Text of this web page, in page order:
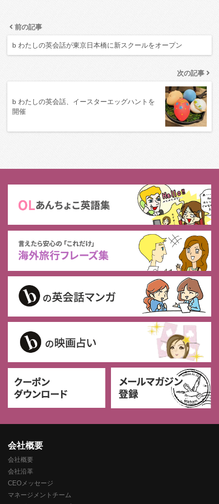
前の記事
b わたしの英会話が東京日本橋に新スクールをオープン
次の記事
b わたしの英会話、イースターエッグハントを
開催
会社概要
会社概要
会社沿革
CEOメッセージ
マネージメントチーム